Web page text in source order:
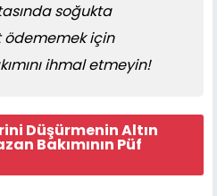
soğukta
için
ihmal etmeyin!
Düşürmenin Altın
Bakımının Püf